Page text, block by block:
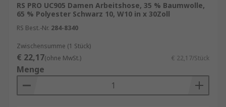
RS PRO UC905 Damen Arbeitshose, 35 % Baumwolle,
65 % Polyester Schwarz 10, W10 in x 30Zoll
RS Best.-Nr. 284-8340
Zwischensumme (1 Stück)
€ 22,17(ohne MwSt.) € 22,17/Stück
Menge